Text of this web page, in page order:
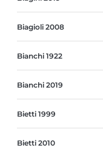
Biagioli 2008
Bianchi 1922
Bianchi 2019
Bietti 1999
Bietti 2010